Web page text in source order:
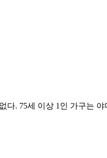
다. 75세 이상 1인 가구는